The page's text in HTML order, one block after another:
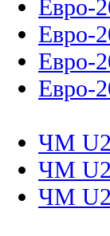
Евро-
Евро-
Евро-
Евро-
ЧМ
ЧМ
ЧМ